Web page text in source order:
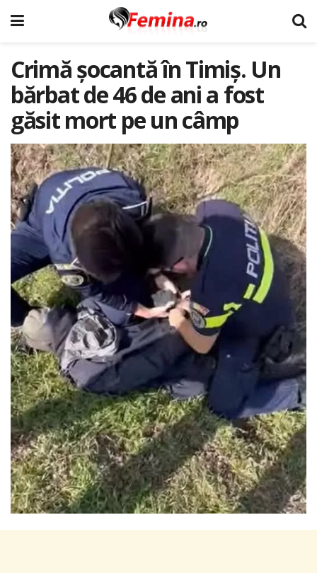
Crimă șocantă în Timiș. Un
bărbat de 46 de ani a fost
găsit mort pe un câmp